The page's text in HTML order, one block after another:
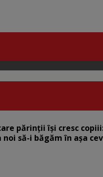
părinții își cresc
să-i băgăm în așa